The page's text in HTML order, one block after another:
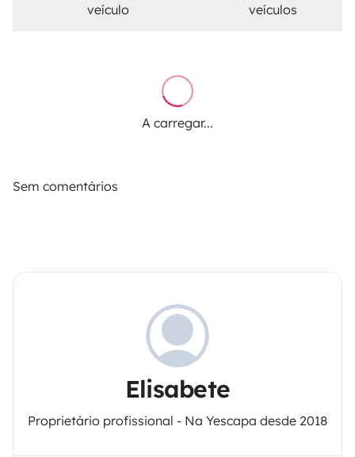
veículo
veículos
A carregar...
Sem comentários
Elisabete
Proprietário profissional - Na Yescapa desde 2018